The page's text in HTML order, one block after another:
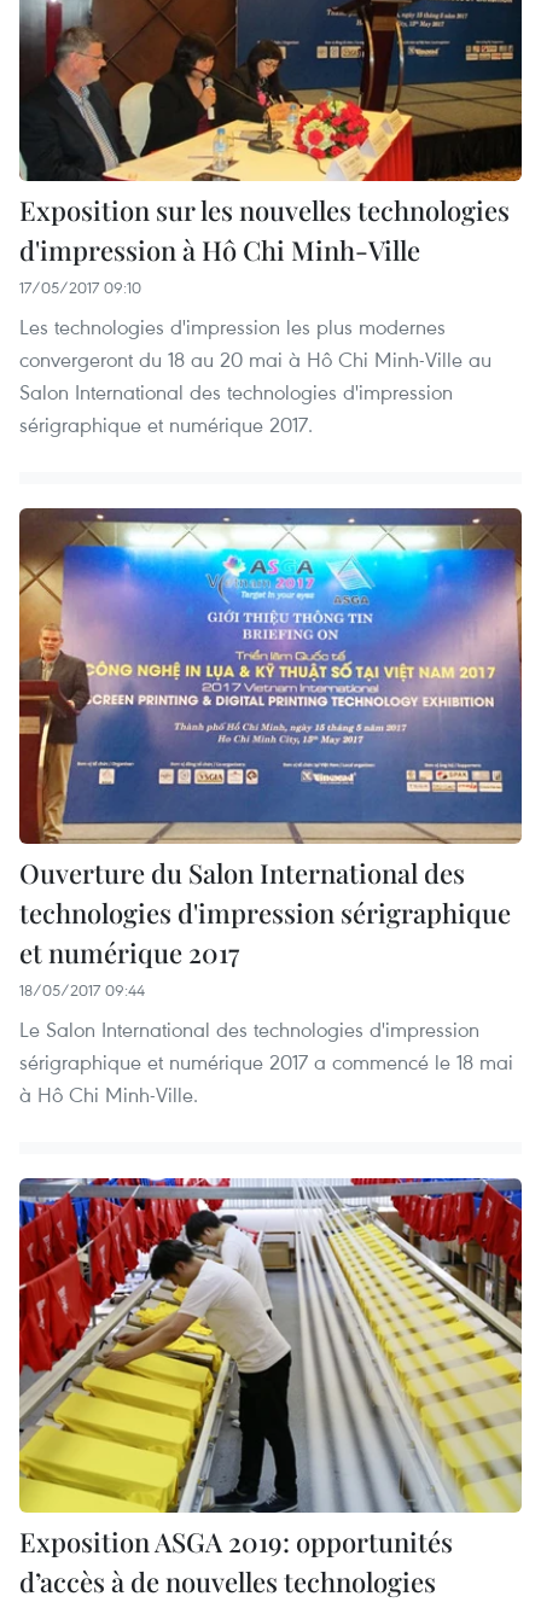
Exposition sur les nouvelles technologies
d'impression à Hô Chi Minh-Ville
17/05/2017 09:10
Les technologies d'impression les plus modernes
convergeront du 18 au 20 mai à Hô Chi Minh-Ville au
Salon International des technologies d'impression
sérigraphique et numérique 2017.
Ouverture du Salon International des
technologies d'impression sérigraphique
et numérique 2017
18/05/2017 09:44
Le Salon International des technologies d'impression
sérigraphique et numérique 2017 a commencé le 18 mai
à Hô Chi Minh-Ville.
Exposition ASGA 2019: opportunités
d’accès à de nouvelles technologies